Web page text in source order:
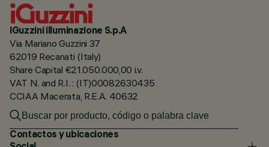
iGuzzini illuminazione S.p.A
Via Mariano Guzzini 37
62019 Recanati (Italy)
Share Capital €21.050.000,00 i.v.
VAT N. and R.I. : (IT)00082630435
CCIAA Macerata, R.E.A. 40632
Contactos y ubicaciones